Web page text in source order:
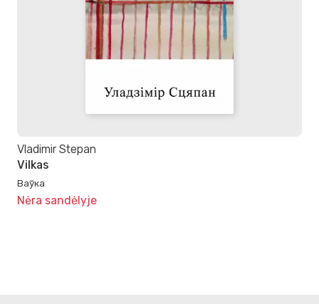
Vladimir Stepan
Vilkas
Ваўка
Nėra sandėlyje